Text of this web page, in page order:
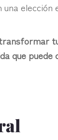
elección
que